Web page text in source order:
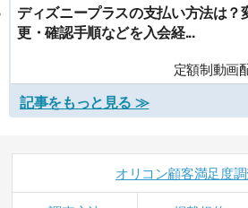
ディズニープラスの支払い方法は？
更・確認手順などを入会経...
定額制動画
記事をもっと見る ≫
オリコン顧客満足度